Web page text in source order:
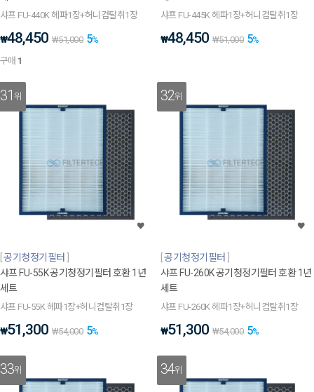
샤프 FU-440K 헤파1장+허니컴탈취1장
₩48,450 ₩51,000 5%
구매 1
샤프 FU-445K 헤파1장+허니컴탈취1장
₩48,450 ₩51,000 5%
31위
공기청정기필터
샤프 FU-55K 공기청정기필터 호환 1년
세트
샤프 FU-55K 헤파1장+허니컴탈취1장
₩51,300 ₩54,000 5%
32위
공기청정기필터
샤프 FU-260K 공기청정기필터 호환 1년
세트
샤프 FU-260K 헤파1장+허니컴탈취1장
₩51,300 ₩54,000 5%
33위 34위